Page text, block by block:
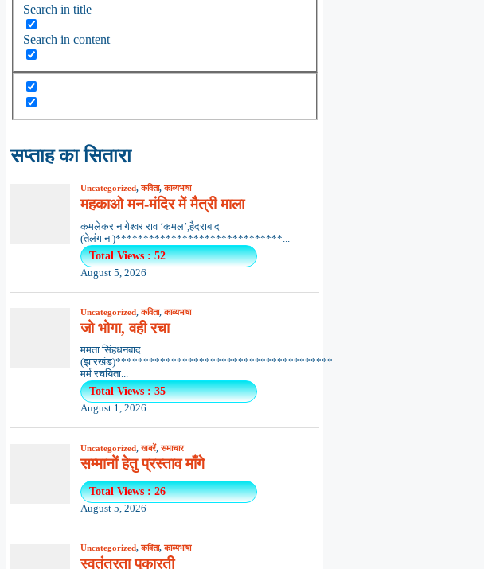
Search in title
Search in content
सप्ताह का सितारा
Uncategorized,कविता,काव्यभाषा
महकाओ मन-मंदिर में मैत्री माला
कमलेकर नागेश्वर राव ‘कमल’,हैदराबाद
(तेलंगाना)******************************...
Total Views : 52
August 5, 2026
Uncategorized,कविता,काव्यभाषा
जो भोगा, वही रचा
ममता सिंहधनबाद
(झारखंड)***************************************
मर्म रचयिता...
Total Views : 35
August 1, 2026
Uncategorized,खबरें,समाचार
सम्मानों हेतु प्रस्ताव माँगे
Total Views : 26
August 5, 2026
Uncategorized,कविता,काव्यभाषा
स्वतंत्रता पुकारती